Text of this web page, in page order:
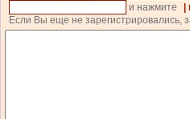
и нажмите
Если Вы еще не зарегистрировались,